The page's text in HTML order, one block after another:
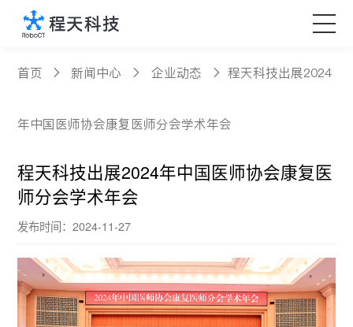
核心产品
科技创新
定制服务
关于程天
Language
首页 新闻中心 企业动态 程天科技出展2024
年中国医师协会康复医师分会学术年会
程天科技出展2024年中国医师协会康复医
师分会学术年会
发布时间：2024-11-27